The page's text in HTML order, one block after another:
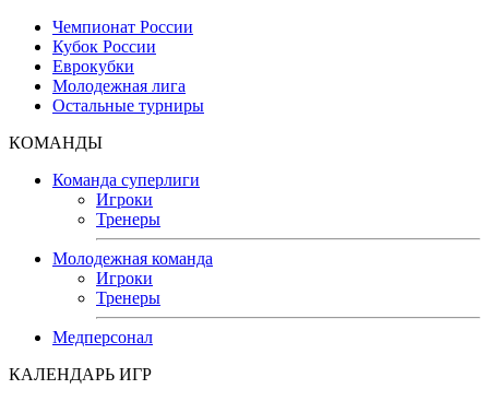
Чемпионат России
Кубок России
Еврокубки
Молодежная лига
Остальные турниры
КОМАНДЫ
Команда суперлиги
Игроки
Тренеры
Молодежная команда
Игроки
Тренеры
Медперсонал
КАЛЕНДАРЬ ИГР